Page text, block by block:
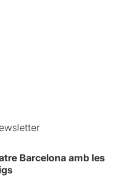
Barcelona amb les